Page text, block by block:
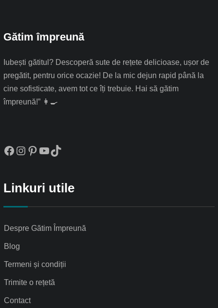
Gătim împreună
Iubești gătitul? Descoperă sute de rețete delicioase, ușor de
pregătit, pentru orice ocazie! De la mic dejun rapid până la
cine sofisticate, avem tot ce îți trebuie. Hai să gătim
împreună!” 👩‍🍳
Linkuri utile
Despre Gătim Împreună
Blog
Termeni și condiții
Trimite o rețetă
Contact